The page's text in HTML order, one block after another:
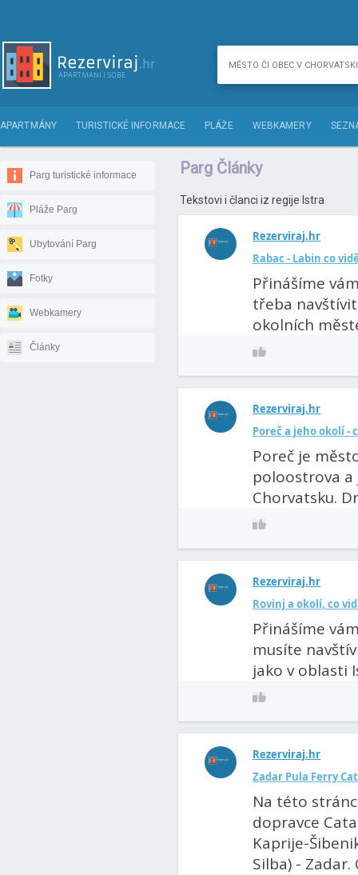
APARTMÁNY TURISTICKÉ INFORMACE PLÁŽE WEBKAMERY
Parg turistické informace
Pláže Parg
Ubytování Parg
Fotky
Webkamery
Články
Parg Články
Tekstovi i članci iz regije Istra
Rezerviraj.hr
Rabac - Labin co
Přinášíme
třeba
okolních
Rezerviraj.hr
Poreč a jeho okolí -
Poreč je
poloostrova a
Chorvatsku.
Rezerviraj.hr
Rovinj a okolí, co
Přinášíme
musíte
jako v oblasti
Rezerviraj.hr
Zadar Pula Ferry
Na této
dopravce
Kaprije-
Silba) - Zadar.